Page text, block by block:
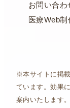
お問い合わ
医療Web制
※本サイトに掲
ています。効果
案内いたします。